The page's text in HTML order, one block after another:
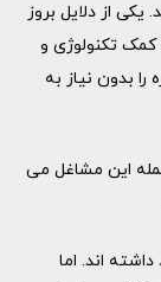
یکی از دلایل بروز
کمک تکنولوژی و
را بدون نیاز به
این مشاغل می
اند. اما